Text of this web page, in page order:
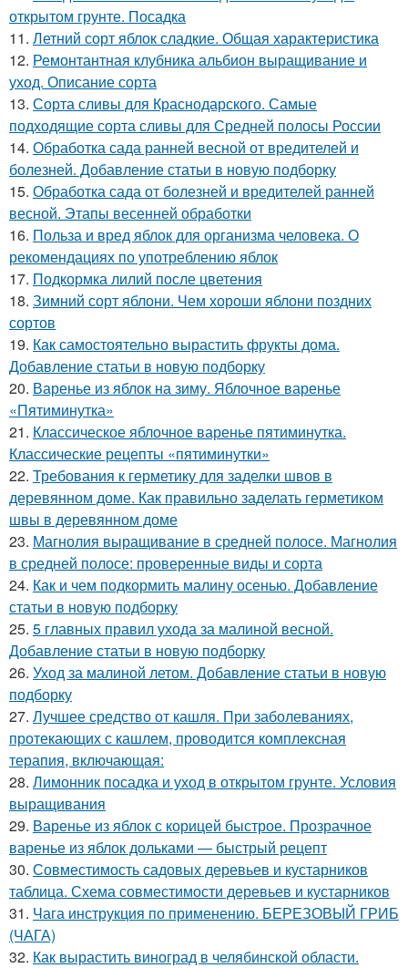
открытом грунте. Посадка
11. Летний сорт яблок сладкие. Общая характеристика
12. Ремонтантная клубника альбион выращивание и
уход. Описание сорта
13. Сорта сливы для Краснодарского. Самые
подходящие сорта сливы для Средней полосы России
14. Обработка сада ранней весной от вредителей и
болезней. Добавление статьи в новую подборку
15. Обработка сада от болезней и вредителей ранней
весной. Этапы весенней обработки
16. Польза и вред яблок для организма человека. О
рекомендациях по употреблению яблок
17. Подкормка лилий после цветения
18. Зимний сорт яблони. Чем хороши яблони поздних
сортов
19. Как самостоятельно вырастить фрукты дома.
Добавление статьи в новую подборку
20. Варенье из яблок на зиму. Яблочное варенье
«Пятиминутка»
21. Классическое яблочное варенье пятиминутка.
Классические рецепты «пятиминутки»
22. Требования к герметику для заделки швов в
деревянном доме. Как правильно заделать герметиком
швы в деревянном доме
23. Магнолия выращивание в средней полосе. Магнолия
в средней полосе: проверенные виды и сорта
24. Как и чем подкормить малину осенью. Добавление
статьи в новую подборку
25. 5 главных правил ухода за малиной весной.
Добавление статьи в новую подборку
26. Уход за малиной летом. Добавление статьи в новую
подборку
27. Лучшее средство от кашля. При заболеваниях,
протекающих с кашлем, проводится комплексная
терапия, включающая:
28. Лимонник посадка и уход в открытом грунте. Условия
выращивания
29. Варенье из яблок с корицей быстрое. Прозрачное
варенье из яблок дольками — быстрый рецепт
30. Совместимость садовых деревьев и кустарников
таблица. Схема совместимости деревьев и кустарников
31. Чага инструкция по применению. БЕРЕЗОВЫЙ ГРИБ
(ЧАГА)
32. Как вырастить виноград в челябинской области.